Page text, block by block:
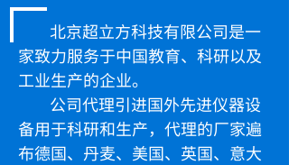
北京超立方科技有限公司是一
家致力服务于中国教育、科研以及
工业生产的企业。
公司代理引进国外先进仪器设
备用于科研和生产，代理的厂家遍
布德国、丹麦、美国、英国、意大